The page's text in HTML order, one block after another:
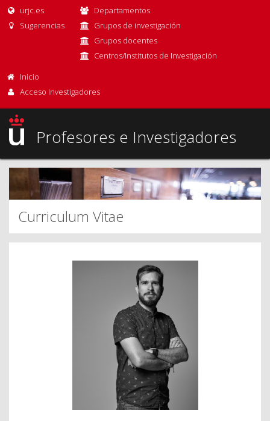
urjc.es
Sugerencias
Departamentos
Grupos de investigación
Grupos docentes
Centros/Institutos de Investigación
Inicio
Acceso Investigadores
Profesores e Investigadores
Curriculum Vitae